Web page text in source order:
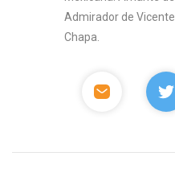
Admirador de
Chapa.